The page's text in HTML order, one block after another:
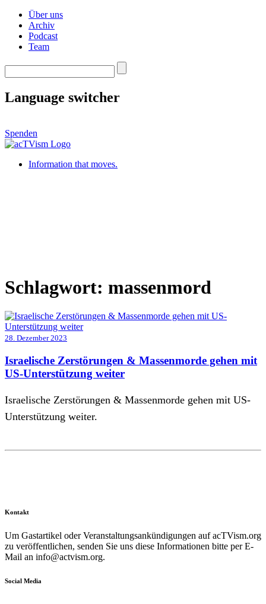
Über uns
Archiv
Podcast
Team
Language switcher
Spenden
Information that moves.
Schlagwort: massenmord
28. Dezember 2023
Israelische Zerstörungen & Massenmorde gehen mit
US-Unterstützung weiter
Israelische Zerstörungen & Massenmorde gehen mit US-
Unterstützung weiter.
Kontakt
Um Gastartikel oder Veranstaltungsankündigungen auf acTVism.org
zu veröffentlichen, senden Sie uns diese Informationen bitte per E-
Mail an info@actvism.org.
Social Media